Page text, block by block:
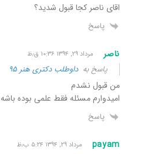
اقای ناصر کجا قبول شدید؟
پاسخ
ناصر مرداد ۲۹, ۱۳۹۴ ۱۰:۳۶ ق٫ظ
پاسخ بهداوطلب دکتری هنر ٩۵
من قبول نشدم
امیدوارم مسئله فقط علمی بوده باشه
پاسخ
payam مرداد ۲۹, ۱۳۹۴ ۵:۲۴ ب٫ظ